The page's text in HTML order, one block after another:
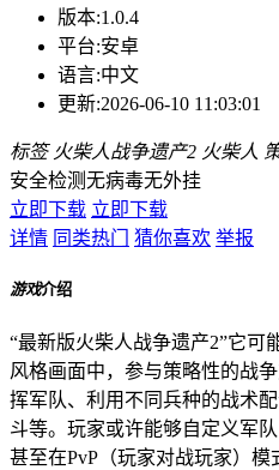
版本:1.0.4
平台:安卓
语言:中文
更新:2026-06-10 11:03:01
标签 火柴人战争遗产2 火柴人
安全检测无病毒无外挂
立即下载 立即下载
详情 同类热门 猜你喜欢 举报
游戏介绍
“最新版火柴人战争遗产2”它可
风格画面中，参与策略性的战
挥军队、利用不同兵种的战术
斗等。玩家或许能够自定义军
甚至在PvP（玩家对战玩家）模